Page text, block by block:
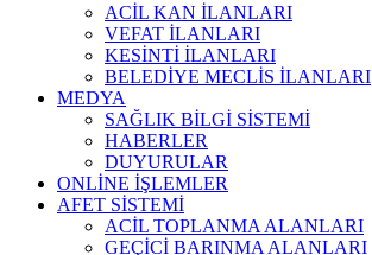
ACİL KAN İLANLARI
VEFAT İLANLARI
KESİNTİ İLANLARI
BELEDİYE MECLİS İLANLARI
MEDYA
SAĞLIK BİLGİ SİSTEMİ
HABERLER
DUYURULAR
ONLİNE İŞLEMLER
AFET SİSTEMİ
ACİL TOPLANMA ALANLARI
GEÇİCİ BARINMA ALANLARI